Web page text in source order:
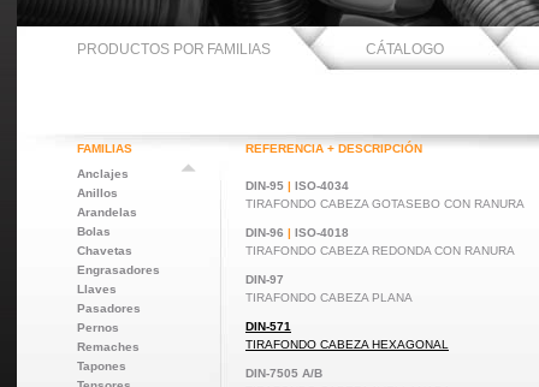
PRODUCTOS POR FAMILIAS CÁTALOGO
FAMILIAS
Anclajes
Anillos
Arandelas
Bolas
Chavetas
Engrasadores
Llaves
Pasadores
Pernos
Remaches
Tapones
REFERENCIA + DESCRIPCIÓN
DIN-95 | ISO-4034
TIRAFONDO CABEZA GOTASEBO CON RANURA
DIN-96 | ISO-4018
TIRAFONDO CABEZA REDONDA CON RANURA
DIN-97
TIRAFONDO CABEZA PLANA
DIN-571
TIRAFONDO CABEZA HEXAGONAL
DIN-7505 A/B